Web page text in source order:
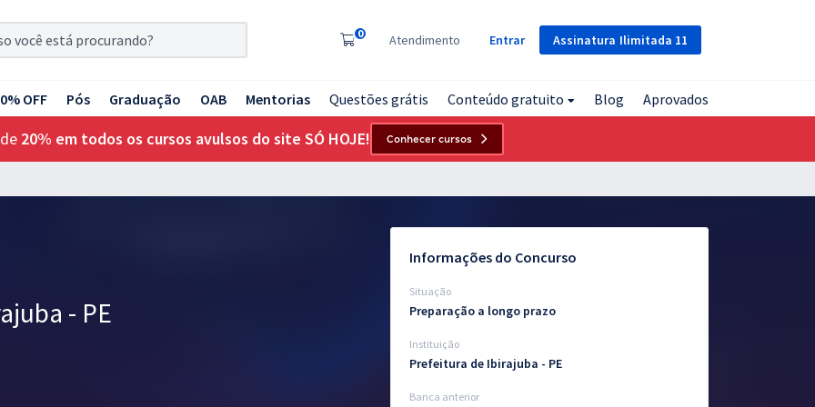
Assinatura Ilimitada 11
0 Atendimento Entrar
OFF Pós Graduação OAB Mentorias Questões grátis Conteúdo gratuito Blog Aprovados
20% em todos os cursos avulsos do site SÓ HOJE! Conhecer cursos
- PE
Informações do Concurso
Situação
Preparação a longo prazo
Instituição
Prefeitura de Ibirajuba - PE
Banca anterior